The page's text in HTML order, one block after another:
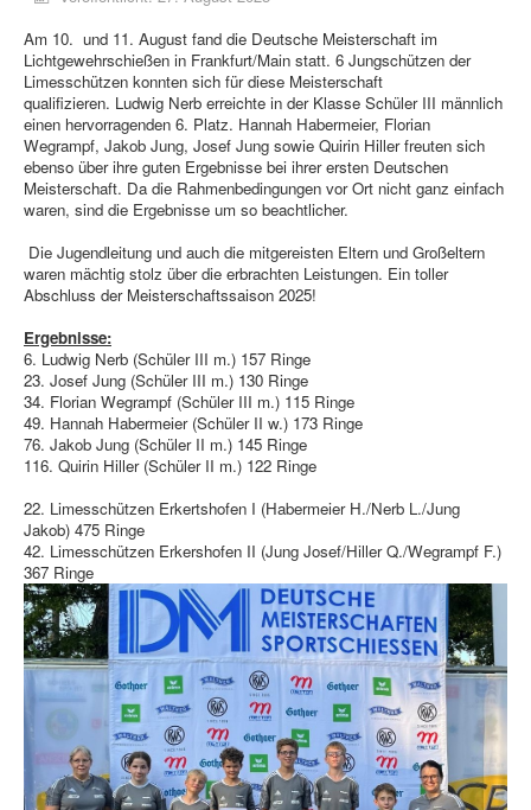
Landfrauen
Rot-Kreuz-Gruppe
Pfarrei / Pfarrbote
Termine / Info
Sportliches / RWK
Mitgliedsantrag (pdf)
Ergebnisse LP- Gaupokal
Am 10. und 11. August fand die Deutsche Meisterschaft im
Lichtgewehrschießen in Frankfurt/Main statt. 6 Jungschützen der
Limesschützen konnten sich für diese Meisterschaft
qualifizieren. Ludwig Nerb erreichte in der Klasse Schüler III männlich
einen hervorragenden 6. Platz. Hannah Habermeier, Florian
Wegrampf, Jakob Jung, Josef Jung sowie Quirin Hiller freuten sich
ebenso über ihre guten Ergebnisse bei ihrer ersten Deutschen
Meisterschaft. Da die Rahmenbedingungen vor Ort nicht ganz einfach
waren, sind die Ergebnisse um so beachtlicher.
Die Jugendleitung und auch die mitgereisten Eltern und Großeltern
waren mächtig stolz über die erbrachten Leistungen. Ein toller
Abschluss der Meisterschaftssaison 2025!
Ergebnisse:
6. Ludwig Nerb (Schüler III m.) 157 Ringe
23. Josef Jung (Schüler III m.) 130 Ringe
34. Florian Wegrampf (Schüler III m.) 115 Ringe
49. Hannah Habermeier (Schüler II w.) 173 Ringe
76. Jakob Jung (Schüler II m.) 145 Ringe
116. Quirin Hiller (Schüler II m.) 122 Ringe
22. Limesschützen Erkertshofen I (Habermeier H./Nerb L./Jung
Jakob) 475 Ringe
42. Limesschützen Erkershofen II (Jung Josef/Hiller Q./Wegrampf F.)
367 Ringe